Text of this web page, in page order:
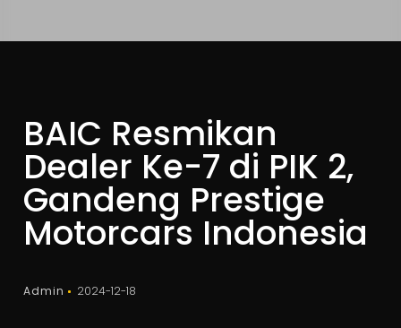
BAIC Resmikan
Dealer Ke-7 di PIK 2,
Gandeng Prestige
Motorcars Indonesia
Admin 2024-12-18